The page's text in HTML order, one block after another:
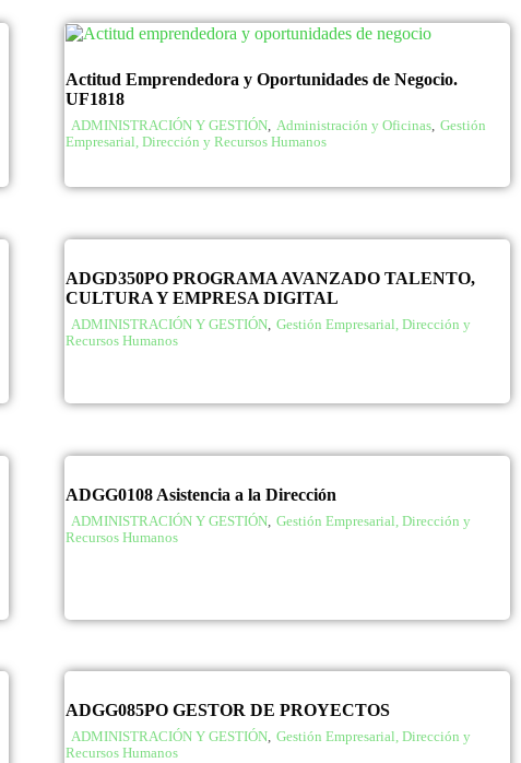
Actitud Emprendedora y Oportunidades de Negocio.
UF1818
ADMINISTRACIÓN Y GESTIÓN, Administración y Oficinas, Gestión
Empresarial, Dirección y Recursos Humanos
ADGD350PO PROGRAMA AVANZADO TALENTO,
CULTURA Y EMPRESA DIGITAL
ADMINISTRACIÓN Y GESTIÓN, Gestión Empresarial, Dirección y
Recursos Humanos
ADGG0108 Asistencia a la Dirección
ADMINISTRACIÓN Y GESTIÓN, Gestión Empresarial, Dirección y
Recursos Humanos
ADGG085PO GESTOR DE PROYECTOS
ADMINISTRACIÓN Y GESTIÓN, Gestión Empresarial, Dirección y
Recursos Humanos